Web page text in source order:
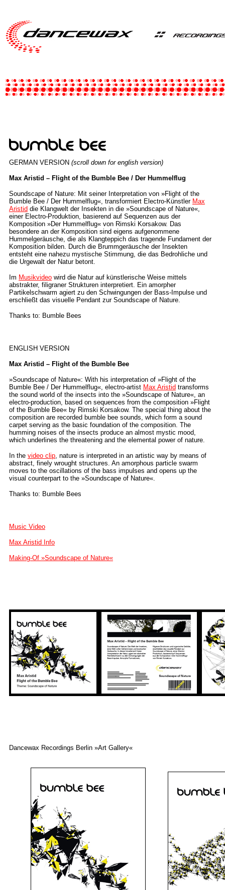
GERMAN VERSION (scroll down for english version)
Max Aristid – Flight of the Bumble Bee / Der Hummelflug
Soundscape of Nature: Mit seiner Interpretation von »Flight of the
Bumble Bee / Der Hummelflug«, transformiert Electro-Künstler Max
Aristid die Klangwelt der Insekten in die »Soundscape of Nature«,
einer Electro-Produktion, basierend auf Sequenzen aus der
Komposition »Der Hummelflug« von Rimski Korsakow. Das
besondere an der Komposition sind eigens aufgenommene
Hummelgeräusche, die als Klangteppich das tragende Fundament der
Komposition bilden. Durch die Brummgeräusche der Insekten
entsteht eine nahezu mystische Stimmung, die das Bedrohliche und
die Urgewalt der Natur betont.
Im Musikvideo wird die Natur auf künstlerische Weise mittels
abstrakter, filigraner Strukturen interpretiert. Ein amorpher
Partikelschwarm agiert zu den Schwingungen der Bass-Impulse und
erschließt das visuelle Pendant zur Soundscape of Nature.
Thanks to: Bumble Bees
ENGLISH VERSION
Max Aristid – Flight of the Bumble Bee
»Soundscape of Nature«: With his interpretation of »Flight of the
Bumble Bee / Der Hummelflug«, electro-artist Max Aristid transforms
the sound world of the insects into the »Soundscape of Nature«, an
electro-production, based on sequences from the composition »Flight
of the Bumble Bee« by Rimski Korsakow. The special thing about the
composition are recorded bumble bee sounds, which form a sound
carpet serving as the basic foundation of the composition. The
humming noises of the insects produce an almost mystic mood,
which underlines the threatening and the elemental power of nature.
In the video clip, nature is interpreted in an artistic way by means of
abstract, finely wrought structures. An amorphous particle swarm
moves to the oscillations of the bass impulses and opens up the
visual counterpart to the »Soundscape of Nature«.
Thanks to: Bumble Bees
Music Video
Max Aristid Info
Making-Of »Soundscape of Nature«
Dancewax Recordings Berlin »Art Gallery«